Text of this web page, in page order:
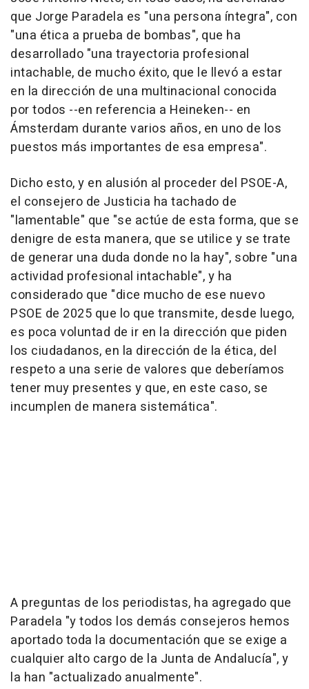
que Jorge Paradela es "una persona íntegra", con
"una ética a prueba de bombas", que ha
desarrollado "una trayectoria profesional
intachable, de mucho éxito, que le llevó a estar
en la dirección de una multinacional conocida
por todos --en referencia a Heineken-- en
Ámsterdam durante varios años, en uno de los
puestos más importantes de esa empresa".
Dicho esto, y en alusión al proceder del PSOE-A,
el consejero de Justicia ha tachado de
"lamentable" que "se actúe de esta forma, que se
denigre de esta manera, que se utilice y se trate
de generar una duda donde no la hay", sobre "una
actividad profesional intachable", y ha
considerado que "dice mucho de ese nuevo
PSOE de 2025 que lo que transmite, desde luego,
es poca voluntad de ir en la dirección que piden
los ciudadanos, en la dirección de la ética, del
respeto a una serie de valores que deberíamos
tener muy presentes y que, en este caso, se
incumplen de manera sistemática".
A preguntas de los periodistas, ha agregado que
Paradela "y todos los demás consejeros hemos
aportado toda la documentación que se exige a
cualquier alto cargo de la Junta de Andalucía", y
la han "actualizado anualmente".